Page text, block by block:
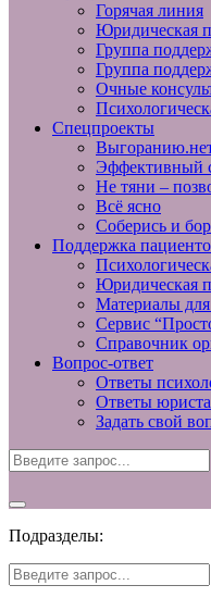
Горячая линия
Юридическая
Группа
Группа
Очные
Спецпроекты
Эффективный
Не тяни –
Всё ясно
Соберись и
Поддержка
Юридическая
Материалы
Сервис
Справочник
Вопрос-ответ
Ответы
Ответы юриста
Задать свой
Подразделы: